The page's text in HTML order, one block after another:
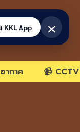
ากาศ 📹 CCTV
KKL App ×